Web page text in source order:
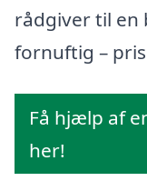
rådgiver til en
fornuftig –
Få hjælp af
her!